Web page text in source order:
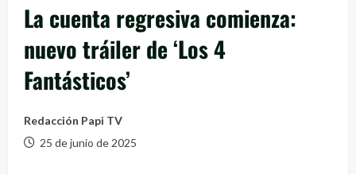
La cuenta regresiva comienza:
nuevo tráiler de ‘Los 4
Fantásticos’
Redacción Papi TV
25 de junio de 2025